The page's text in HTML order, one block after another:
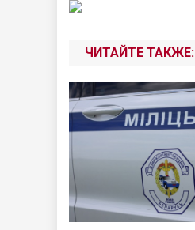
ЧИТАЙТЕ ТАКЖЕ: